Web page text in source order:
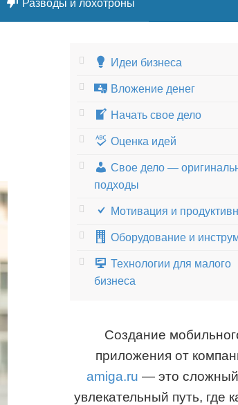
Разводы и лохотроны
Идеи бизнеса
Вложение денег
Начать свое дело
Оценка идей
Свое дело —
подходы
Мотивация и
Оборудование и
Технологии для малого
бизнеса
Создание
приложения от
amiga.ru — это
увлекательный путь, где